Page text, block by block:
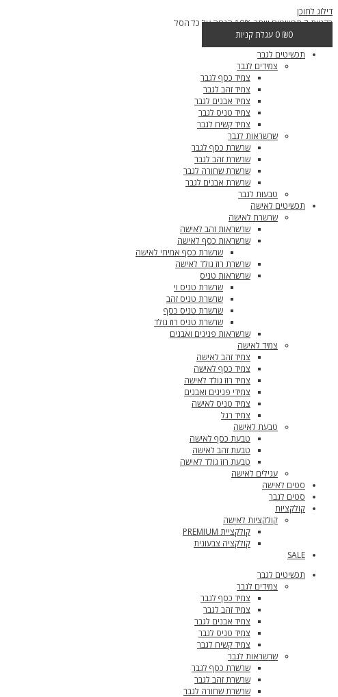
דילוג לתוכן
בקניית 2 תכשיטים ויותר 10% הנחה על כל הסל
₪0
0 עגלת קניות
תכשיטים לגבר
צמידים לגבר
צמיד כסף לגבר
צמיד זהב לגבר
צמיד אבנים לגבר
צמיד טניס לגבר
צמיד קשיח לגבר
שרשראות לגבר
שרשרת כסף לגבר
שרשרת זהב לגבר
שרשרת שחורה לגבר
שרשרת אבנים לגבר
טבעות לגבר
תכשיטים לאישה
שרשרת לאישה
שרשראות זהב לאישה
שרשראות כסף לאישה
שרשרת כסף אמיתי לאישה
שרשרת רוז גולד לאישה
שרשראות טניס
שרשרת טניס וי
שרשרת טניס זהב
שרשרת טניס כסף
שרשרת טניס רוז גולד
שרשראות פנינים ואבנים
צמיד לאישה
צמיד זהב לאישה
צמיד כסף לאישה
צמיד רוז גולד לאישה
צמידי פנינים ואבנים
צמיד טניס לאישה
צמיד רגל
טבעת לאישה
טבעת כסף לאישה
טבעת זהב לאישה
טבעת רוז גולד לאישה
עגילים לאישה
סטים לאישה
סטים לגבר
קולקציות
קולקציות לאישה
קולקציית PREMIUM
קולקציה צבעונית
SALE
תכשיטים לגבר
צמידים לגבר
צמיד כסף לגבר
צמיד זהב לגבר
צמיד אבנים לגבר
צמיד טניס לגבר
צמיד קשיח לגבר
שרשראות לגבר
שרשרת כסף לגבר
שרשרת זהב לגבר
שרשרת שחורה לגבר